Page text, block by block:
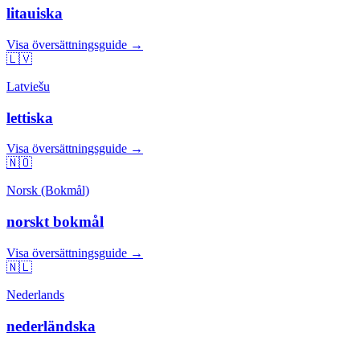
litauiska
Visa översättningsguide →
🇱🇻
Latviešu
lettiska
Visa översättningsguide →
🇳🇴
Norsk (Bokmål)
norskt bokmål
Visa översättningsguide →
🇳🇱
Nederlands
nederländska